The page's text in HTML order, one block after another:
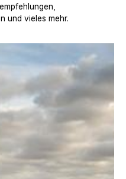
und vieles mehr.